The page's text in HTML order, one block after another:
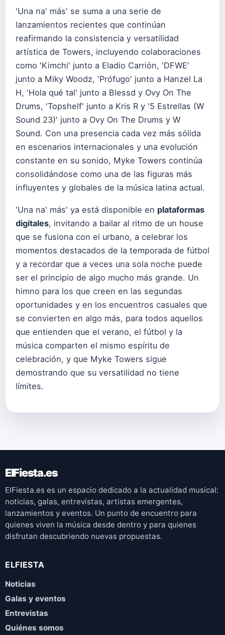
'Una na' más' se suma a una serie de
lanzamientos recientes que continúan
reafirmando la consistencia y versatilidad
artística de Towers, incluyendo colaboraciones
como 'Kimchi' junto a Eladio Carrión, 'DFWE'
junto a Miky Woodz, 'Prófugo' junto a Hanzel La
H, 'Hola qué tal' junto a Blessd y Ovy On The
Drums, 'Topshelf' junto a Kris R y '5 Estrellas (W
Sound 23)' junto a Ovy On The Drums y W
Sound. Con una presencia cada vez más sólida
en escenarios internacionales y una evolución
constante en su sonido, Myke Towers continúa
consolidándose como una de las figuras más
influyentes y globales de la música latina actual.
'Una na' más' ya está disponible en plataformas
digitales, invitando a bailar al ritmo de un house
que se fusiona con el urbano, a celebrar los
momentos destacados de la temporada de fútbol
y a recordar que a veces una sola noche puede
ser el principio de algo mucho más grande. Un
himno para los que creen en las segundas
oportunidades y en los encuentros casuales que
se convierten en algo más, para todos aquellos
que entienden que el verano, el fútbol y la
música comparten el mismo espíritu de
celebración, y que Myke Towers sigue
demostrando que su versatilidad no tiene
límites.
ElFiesta.es
ElFiesta.es es un espacio dedicado a la actualidad musical:
noticias, galas, entrevistas, artistas emergentes,
lanzamientos y eventos. Un punto de encuentro para
quienes viven la música desde dentro y para quienes
disfrutan descubriendo nuevas propuestas.
ELFIESTA
Noticias
Galas y eventos
Entrevistas
Quiénes somos